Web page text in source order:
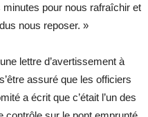
pour nous rafraîchir et
nous reposer. »
lettre d’avertissement à
assuré que les officiers
a écrit que c’était l’un des